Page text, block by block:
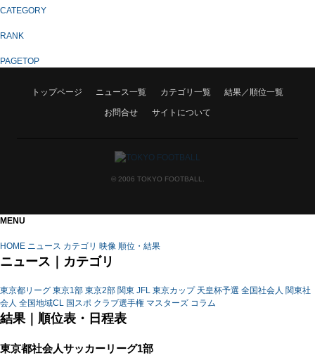
CATEGORY
RANK
PAGETOP
トップページ ニュース一覧 カテゴリ一覧 結果／順位一覧
お問合せ サイトについて
© 2006 TOKYO FOOTBALL.
MENU
HOME ニュース カテゴリ 映像 順位・結果
ニュース｜カテゴリ
東京都リーグ 東京1部 東京2部 関東 JFL 東京カップ 天皇杯予選 全国社会人 関東社
会人 全国地域CL 国スポ クラブ選手権 マスターズ コラム
結果｜順位表・日程表
東京都社会人サッカーリーグ1部